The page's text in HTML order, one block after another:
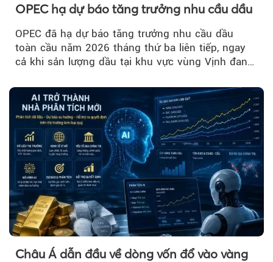
OPEC hạ dự báo tăng trưởng nhu cầu dầu
OPEC đã hạ dự báo tăng trưởng nhu cầu dầu
toàn cầu năm 2026 tháng thứ ba liên tiếp, ngay
cả khi sản lượng dầu tại khu vực vùng Vịnh đang
Châu Á dẫn đầu về dòng vốn đổ vào vàng